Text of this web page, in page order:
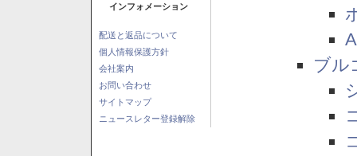
インフォメーション
配送と返品について
個人情報保護方針
会社案内
お問い合わせ
サイトマップ
ニュースレター登録解除
ブル